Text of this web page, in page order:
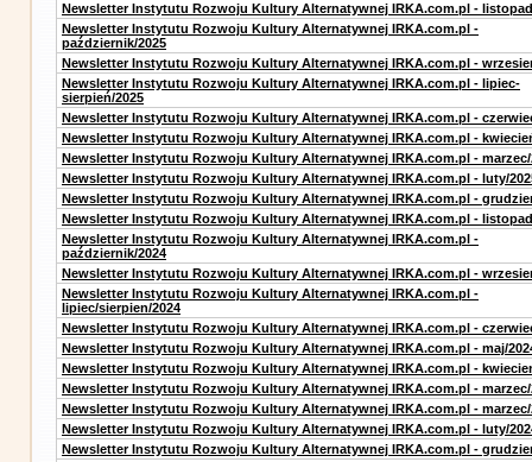
Newsletter Instytutu Rozwoju Kultury Alternatywnej IRKA.com.pl -
Newsletter Instytutu Rozwoju Kultury Alternatywnej IRKA.com.pl -
październik/2025
Newsletter Instytutu Rozwoju Kultury Alternatywnej IRKA.com.pl -
Newsletter Instytutu Rozwoju Kultury Alternatywnej IRKA.com.pl - lipiec-
sierpień/2025
Newsletter Instytutu Rozwoju Kultury Alternatywnej IRKA.com.pl -
Newsletter Instytutu Rozwoju Kultury Alternatywnej IRKA.com.pl -
Newsletter Instytutu Rozwoju Kultury Alternatywnej IRKA.com.pl - marzec/
Newsletter Instytutu Rozwoju Kultury Alternatywnej IRKA.com.pl - luty/
Newsletter Instytutu Rozwoju Kultury Alternatywnej IRKA.com.pl -
Newsletter Instytutu Rozwoju Kultury Alternatywnej IRKA.com.pl -
Newsletter Instytutu Rozwoju Kultury Alternatywnej IRKA.com.pl -
październik/2024
Newsletter Instytutu Rozwoju Kultury Alternatywnej IRKA.com.pl -
Newsletter Instytutu Rozwoju Kultury Alternatywnej IRKA.com.pl -
lipiec/sierpien/2024
Newsletter Instytutu Rozwoju Kultury Alternatywnej IRKA.com.pl -
Newsletter Instytutu Rozwoju Kultury Alternatywnej IRKA.com.pl - maj/
Newsletter Instytutu Rozwoju Kultury Alternatywnej IRKA.com.pl -
Newsletter Instytutu Rozwoju Kultury Alternatywnej IRKA.com.pl - marzec/
Newsletter Instytutu Rozwoju Kultury Alternatywnej IRKA.com.pl - marzec/
Newsletter Instytutu Rozwoju Kultury Alternatywnej IRKA.com.pl - luty/
Newsletter Instytutu Rozwoju Kultury Alternatywnej IRKA.com.pl -